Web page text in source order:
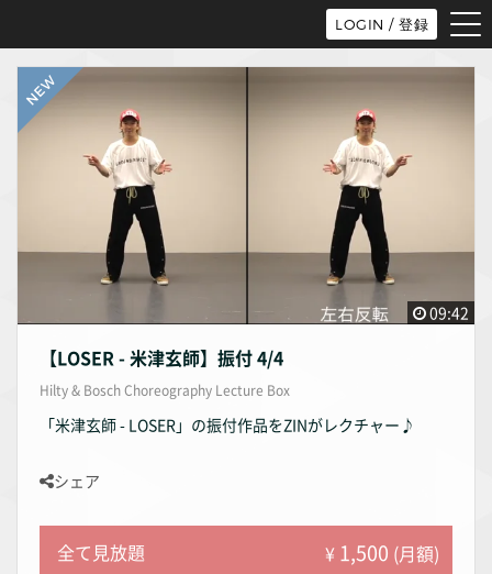
LOGIN / 登録
09:42
【LOSER - 米津玄師】振付 4/4
Hilty & Bosch Choreography Lecture Box
「米津玄師 - LOSER」の振付作品をZINがレクチャー♪
シェア
全て見放題 ¥ 1,500 (月額)